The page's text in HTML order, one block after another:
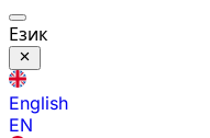
Език
English
EN